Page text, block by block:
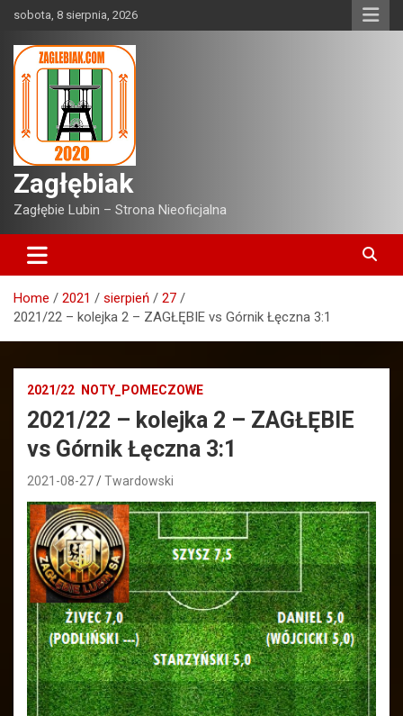
content
sobota, 8 sierpnia, 2026
Zagłębiak
Zagłębie Lubin – Strona Nieoficjalna
Home 2021 sierpień
27
2021/22 – kolejka 2 – ZAGŁĘBIE vs Górnik Łęczna 3:1
2021/22 NOTY_POMECZOWE
2021/22 – kolejka 2 – ZAGŁĘBIE
vs Górnik Łęczna 3:1
2021-08-27 Twardowski